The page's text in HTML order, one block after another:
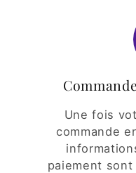
Une fois
commande
paiement